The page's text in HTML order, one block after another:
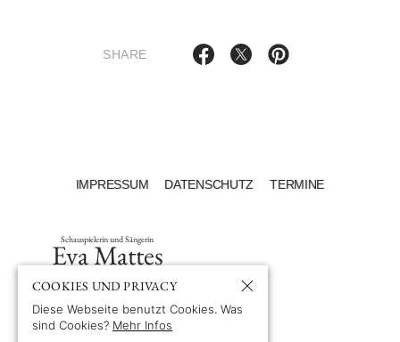
SHARE
IMPRESSUM DATENSCHUTZ TERMINE
Schauspielerin und Sängerin
Eva Mattes
COOKIES UND PRIVACY
Diese Webseite benutzt Cookies. Was
sind Cookies? Mehr Infos